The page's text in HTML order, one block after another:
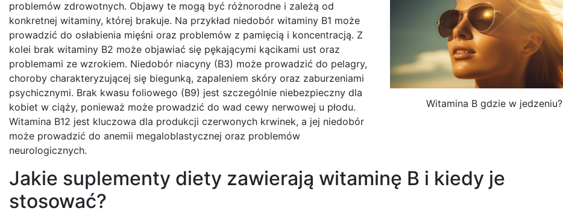
Witamina B gdzie w jedzeniu?
problemów zdrowotnych. Objawy te mogą być różnorodne i zależą od
konkretnej witaminy, której brakuje. Na przykład niedobór witaminy B1 może
prowadzić do osłabienia mięśni oraz problemów z pamięcią i koncentracją. Z
kolei brak witaminy B2 może objawiać się pękającymi kącikami ust oraz
problemami ze wzrokiem. Niedobór niacyny (B3) może prowadzić do pelagry,
choroby charakteryzującej się biegunką, zapaleniem skóry oraz zaburzeniami
psychicznymi. Brak kwasu foliowego (B9) jest szczególnie niebezpieczny dla
kobiet w ciąży, ponieważ może prowadzić do wad cewy nerwowej u płodu.
Witamina B12 jest kluczowa dla produkcji czerwonych krwinek, a jej niedobór
może prowadzić do anemii megaloblastycznej oraz problemów
neurologicznych.
Jakie suplementy diety zawierają witaminę B i kiedy je
stosować?